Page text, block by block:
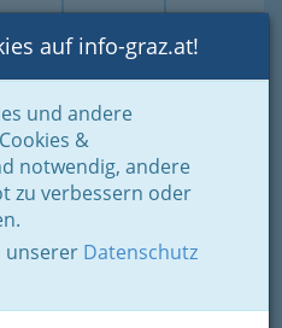
Login Toggle
auf info-graz.at!
und andere
&
notwendig, andere
zu verbessern oder
unserer Datenschutz
Banken
der WKO
Bauhilfsgewerbe